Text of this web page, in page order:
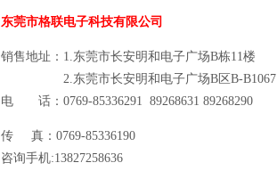
东莞市格联电子科技有限公司
销售地址：1.东莞市长安明和电子广场B栋11楼
2.东莞市长安明和电子广场B区B-B1067
电 话：0769-85336291 89268631 89268290
传 真：0769-85336190
咨询手机:13827258636